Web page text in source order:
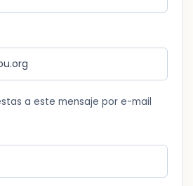
a este mensaje por e-mail